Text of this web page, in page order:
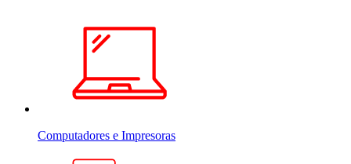
Computadores e Impresoras